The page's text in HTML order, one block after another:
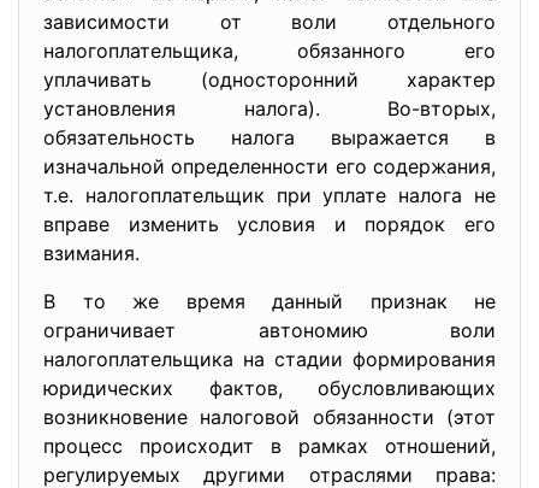
зависимости от воли отдельного
налогоплательщика, обязанного его
уплачивать (односторонний характер
установления налога). Во-вторых,
обязательность налога выражается в
изначальной определенности его содержания,
т.е. налогоплательщик при уплате налога не
вправе изменить условия и порядок его
взимания.
В то же время данный признак не
ограничивает автономию воли
налогоплательщика на стадии формирования
юридических фактов, обусловливающих
возникновение налоговой обязанности (этот
процесс происходит в рамках отношений,
регулируемых другими отраслями права: